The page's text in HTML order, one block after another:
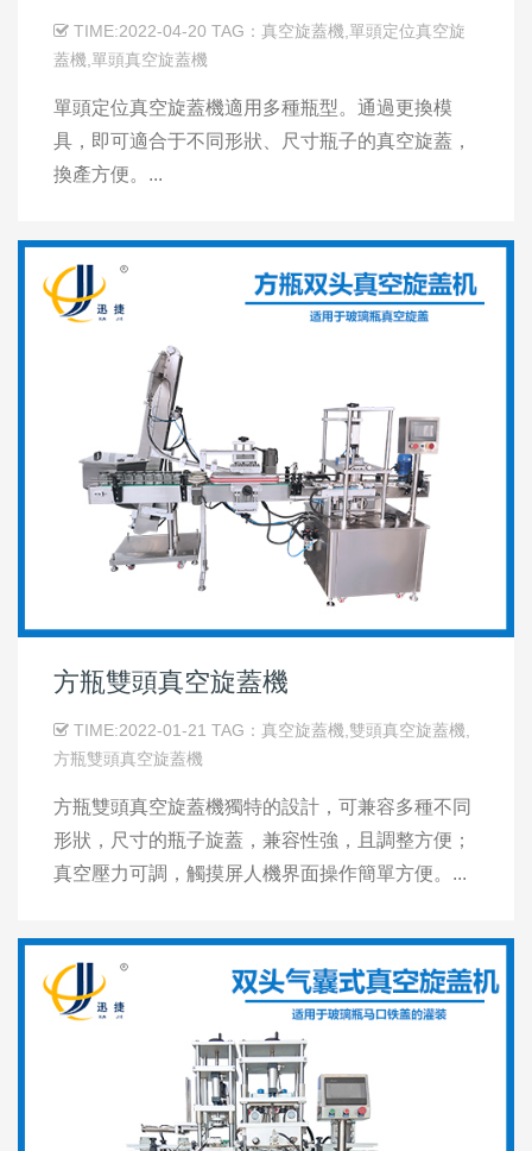
TIME:2022-04-20 TAG：真空旋蓋機,單頭定位真空旋
蓋機,單頭真空旋蓋機
單頭定位真空旋蓋機適用多種瓶型。通過更換模
具，即可適合于不同形狀、尺寸瓶子的真空旋蓋，
換產方便。...
方瓶雙頭真空旋蓋機
TIME:2022-01-21 TAG：真空旋蓋機,雙頭真空旋蓋機,
方瓶雙頭真空旋蓋機
方瓶雙頭真空旋蓋機獨特的設計，可兼容多種不同
形狀，尺寸的瓶子旋蓋，兼容性強，且調整方便；
真空壓力可調，觸摸屏人機界面操作簡單方便。...